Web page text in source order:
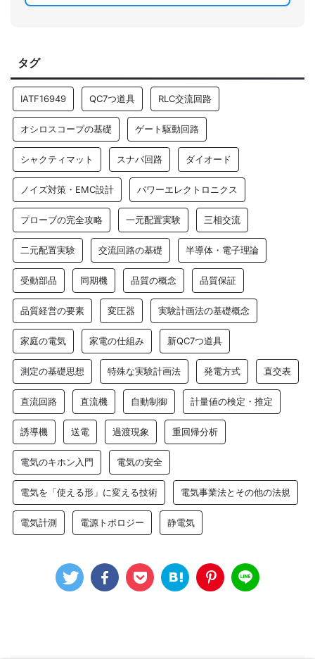
タグ
IATF16949 QC7つ道具 RLC交流回路
オシロスコープの基礎 ゲート駆動回路
シャクティマット スナバ回路 ダイオード
ノイズ対策・EMC設計 パワーエレクトロニクス
プローブの完全攻略 一元配置実験 三相交流
二元配置実験 交流回路の基礎 半導体・電子理論
受動部品 同期機 品質の概念 品質保証
品質経営の要素 変圧器 実験計画法の基礎概念
家庭の電気 家電の仕組み 新QC7つ道具
測定の基礎思想 特殊な実験計画法 発電方式 直交表
直流回路 直流機 自動制御 計量値の検定・推定
誘導機 送電 過渡現象 重回帰分析
電気のキホン入門 電気の安全
電気を「使える形」に変える技術 電気事業法とその他の法規
電気計測 電源トポロジー 静電気